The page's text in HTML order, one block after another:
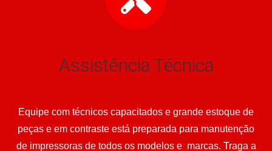
Assistência Técnica
Equipe com técnicos capacitados e grande estoque de
peças e em contraste está preparada para manutenção
de impressoras de todos os modelos e marcas. Traga a